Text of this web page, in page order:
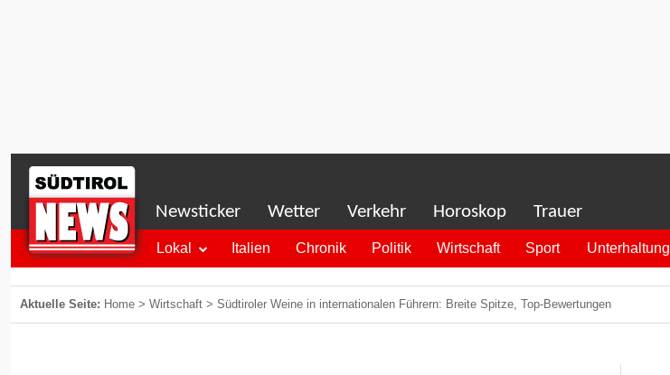
Newsticker Wetter Verkehr Horoskop Trauer
Lokal Italien Chronik Politik Wirtschaft Sport Unterhaltung
Aktuelle Seite: Home > Wirtschaft > Südtiroler Weine in internationalen Führern: Breite Spitze, Top-Bewertungen